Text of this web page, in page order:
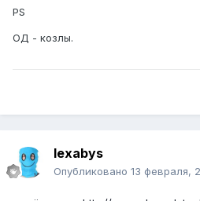
PS
ОД - козлы.
lexabys
Опубликовано 13 февраля,